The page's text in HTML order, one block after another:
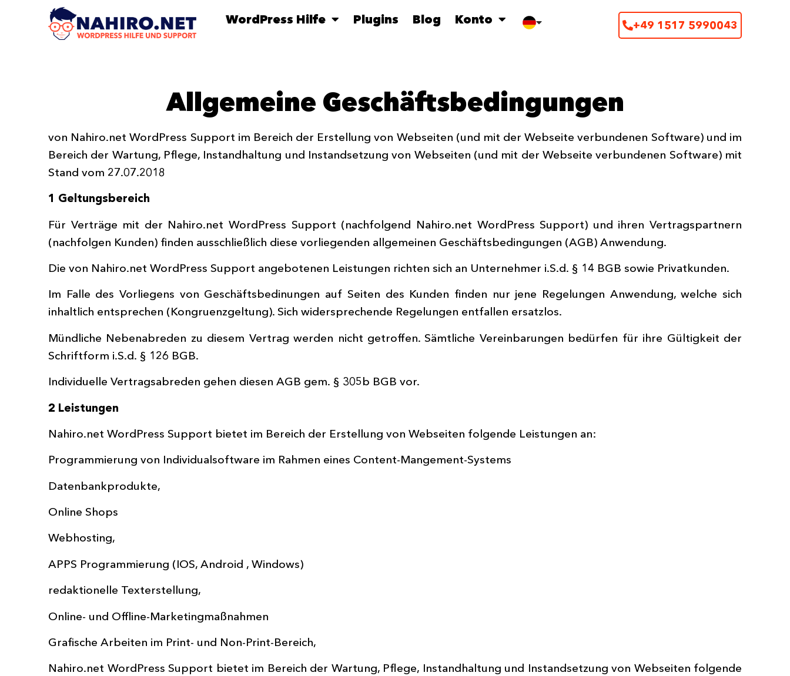
WordPress Hilfe Plugins Blog Konto +49 1517 5990043
Allgemeine Geschäftsbedingungen
von Nahiro.net WordPress Support im Bereich der Erstellung von Webseiten (und mit der Webseite verbundenen Software) und im
Bereich der Wartung, Pflege, Instandhaltung und Instandsetzung von Webseiten (und mit der Webseite verbundenen Software) mit
Stand vom 27.07.2018
1 Geltungsbereich
Für Verträge mit der Nahiro.net WordPress Support (nachfolgend Nahiro.net WordPress Support) und ihren Vertragspartnern
(nachfolgen Kunden) finden ausschließlich diese vorliegenden allgemeinen Geschäftsbedingungen (AGB) Anwendung.
Die von Nahiro.net WordPress Support angebotenen Leistungen richten sich an Unternehmer i.S.d. § 14 BGB sowie Privatkunden.
Im Falle des Vorliegens von Geschäftsbedinungen auf Seiten des Kunden finden nur jene Regelungen Anwendung, welche sich
inhaltlich entsprechen (Kongruenzgeltung). Sich widersprechende Regelungen entfallen ersatzlos.
Mündliche Nebenabreden zu diesem Vertrag werden nicht getroffen. Sämtliche Vereinbarungen bedürfen für ihre Gültigkeit der
Schriftform i.S.d. § 126 BGB.
Individuelle Vertragsabreden gehen diesen AGB gem. § 305b BGB vor.
2 Leistungen
Nahiro.net WordPress Support bietet im Bereich der Erstellung von Webseiten folgende Leistungen an:
Programmierung von Individualsoftware im Rahmen eines Content-Mangement-Systems
Datenbankprodukte,
Online Shops
Webhosting,
APPS Programmierung (IOS, Android , Windows)
redaktionelle Texterstellung,
Online- und Offline-Marketingmaßnahmen
Grafische Arbeiten im Print- und Non-Print-Bereich,
Nahiro.net WordPress Support bietet im Bereich der Wartung, Pflege, Instandhaltung und Instandsetzung von Webseiten folgende